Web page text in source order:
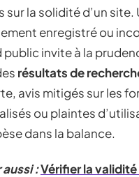
sur la solidité d’un site.
enregistré ou
public invite à la
résultats de
avis mitigés sur les
ou plaintes
dans la balance.
aussi :Vérifier la validité